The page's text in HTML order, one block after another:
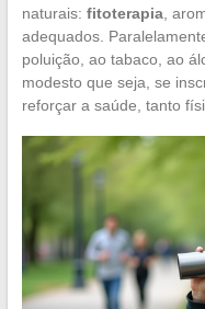
naturais: fitoterapia,
adequados.
poluição, ao tabaco, ao
modesto que seja, se
reforçar a saúde, tanto